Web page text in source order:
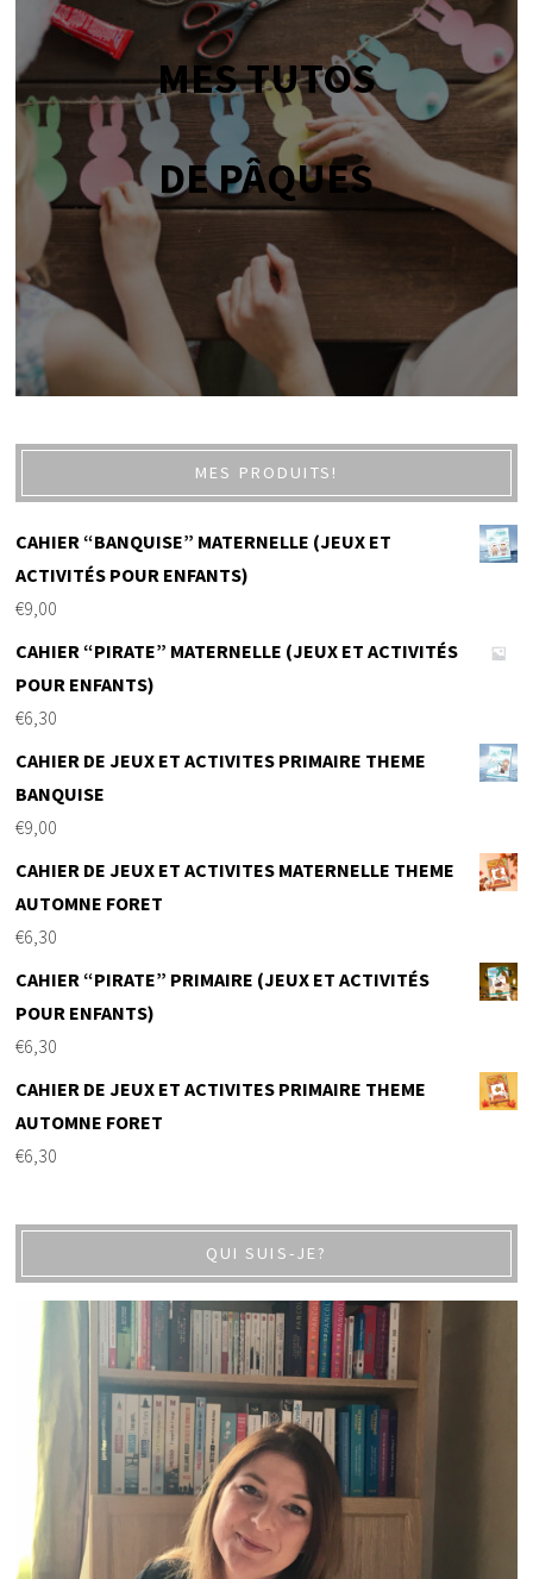
MES TUTOS
DE PÂQUES
MES PRODUITS!
CAHIER “BANQUISE” MATERNELLE (JEUX ET
ACTIVITÉS POUR ENFANTS)
€9,00
CAHIER “PIRATE” MATERNELLE (JEUX ET ACTIVITÉS
POUR ENFANTS)
€6,30
CAHIER DE JEUX ET ACTIVITES PRIMAIRE THEME
BANQUISE
€9,00
CAHIER DE JEUX ET ACTIVITES MATERNELLE THEME
AUTOMNE FORET
€6,30
CAHIER “PIRATE” PRIMAIRE (JEUX ET ACTIVITÉS
POUR ENFANTS)
€6,30
CAHIER DE JEUX ET ACTIVITES PRIMAIRE THEME
AUTOMNE FORET
€6,30
QUI SUIS-JE?